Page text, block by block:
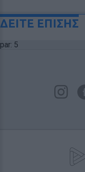
ΔΕΙΤΕ ΕΠΙΣΗΣ
par: 5